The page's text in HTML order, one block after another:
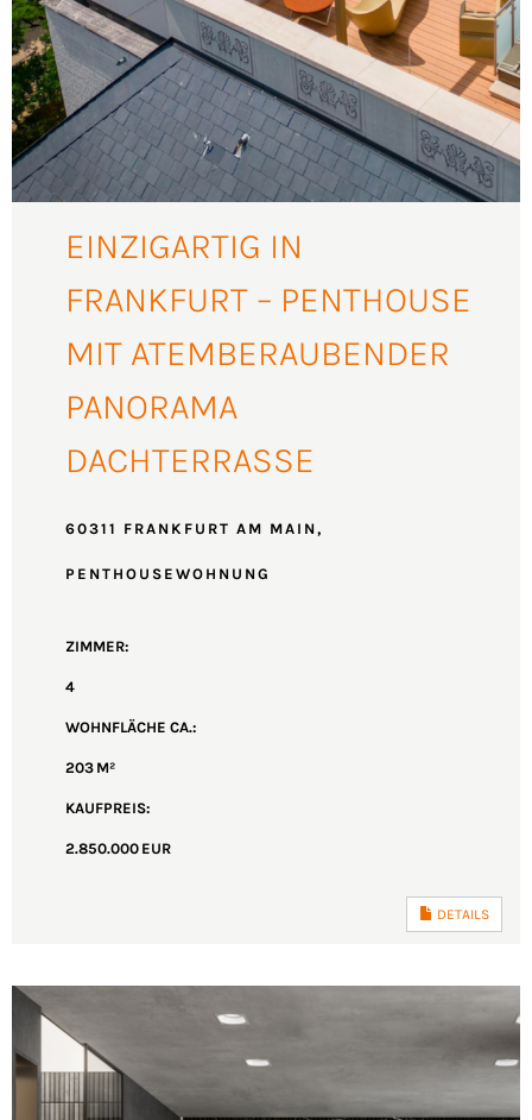
EINZIGARTIG IN
FRANKFURT – PENTHOUSE
MIT ATEMBERAUBENDER
PANORAMA
DACHTERRASSE
60311 FRANKFURT AM MAIN,
PENTHOUSEWOHNUNG
ZIMMER:
4
WOHNFLÄCHE CA.:
203 M²
KAUFPREIS:
2.850.000 EUR
DETAILS